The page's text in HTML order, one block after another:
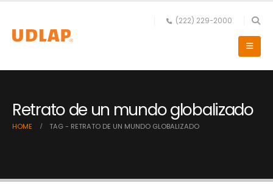
(222) 229-2000
Retrato de un mundo globalizado
HOME TAG - RETRATO DE UN MUNDO GLOBALIZADO